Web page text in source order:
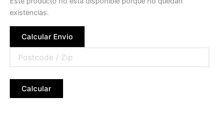
existencias.
Calcular Envio
Calcular